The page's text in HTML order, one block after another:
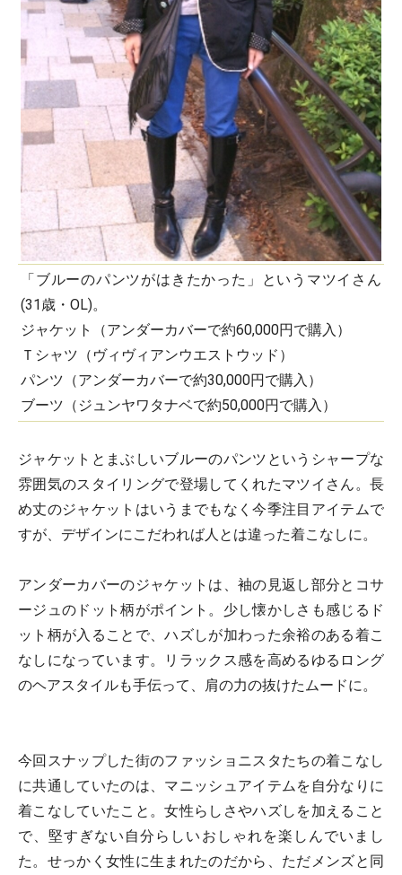
「ブルーのパンツがはきたかった」というマツイさん
(31歳・OL)。
ジャケット（アンダーカバーで約60,000円で購入）
Ｔシャツ（ヴィヴィアンウエストウッド）
パンツ（アンダーカバーで約30,000円で購入）
ブーツ（ジュンヤワタナベで約50,000円で購入）
ジャケットとまぶしいブルーのパンツというシャープな
雰囲気のスタイリングで登場してくれたマツイさん。長
め丈のジャケットはいうまでもなく今季注目アイテムで
すが、デザインにこだわれば人とは違った着こなしに。
アンダーカバーのジャケットは、袖の見返し部分とコサ
ージュのドット柄がポイント。少し懐かしさも感じるド
ット柄が入ることで、ハズしが加わった余裕のある着こ
なしになっています。リラックス感を高めるゆるロング
のヘアスタイルも手伝って、肩の力の抜けたムードに。
今回スナップした街のファッショニスタたちの着こなし
に共通していたのは、マニッシュアイテムを自分なりに
着こなしていたこと。女性らしさやハズしを加えること
で、堅すぎない自分らしいおしゃれを楽しんでいまし
た。せっかく女性に生まれたのだから、ただメンズと同